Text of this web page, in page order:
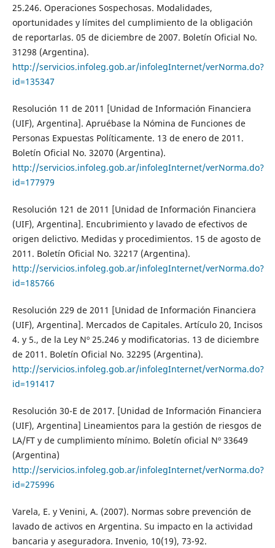
25.246. Operaciones Sospechosas. Modalidades,
oportunidades y límites del cumplimiento de la obligación
de reportarlas. 05 de diciembre de 2007. Boletín Oficial No.
31298 (Argentina).
http://servicios.infoleg.gob.ar/infolegInternet/verNorma.do?
id=135347
Resolución 11 de 2011 [Unidad de Información Financiera
(UIF), Argentina]. Apruébase la Nómina de Funciones de
Personas Expuestas Políticamente. 13 de enero de 2011.
Boletín Oficial No. 32070 (Argentina).
http://servicios.infoleg.gob.ar/infolegInternet/verNorma.do?
id=177979
Resolución 121 de 2011 [Unidad de Información Financiera
(UIF), Argentina]. Encubrimiento y lavado de efectivos de
origen delictivo. Medidas y procedimientos. 15 de agosto de
2011. Boletín Oficial No. 32217 (Argentina).
http://servicios.infoleg.gob.ar/infolegInternet/verNorma.do?
id=185766
Resolución 229 de 2011 [Unidad de Información Financiera
(UIF), Argentina]. Mercados de Capitales. Artículo 20, Incisos
4. y 5., de la Ley Nº 25.246 y modificatorias. 13 de diciembre
de 2011. Boletín Oficial No. 32295 (Argentina).
http://servicios.infoleg.gob.ar/infolegInternet/verNorma.do?
id=191417
Resolución 30-E de 2017. [Unidad de Información Financiera
(UIF), Argentina] Lineamientos para la gestión de riesgos de
LA/FT y de cumplimiento mínimo. Boletín oficial Nº 33649
(Argentina)
http://servicios.infoleg.gob.ar/infolegInternet/verNorma.do?
id=275996
Varela, E. y Venini, A. (2007). Normas sobre prevención de
lavado de activos en Argentina. Su impacto en la actividad
bancaria y aseguradora. Invenio, 10(19), 73-92.